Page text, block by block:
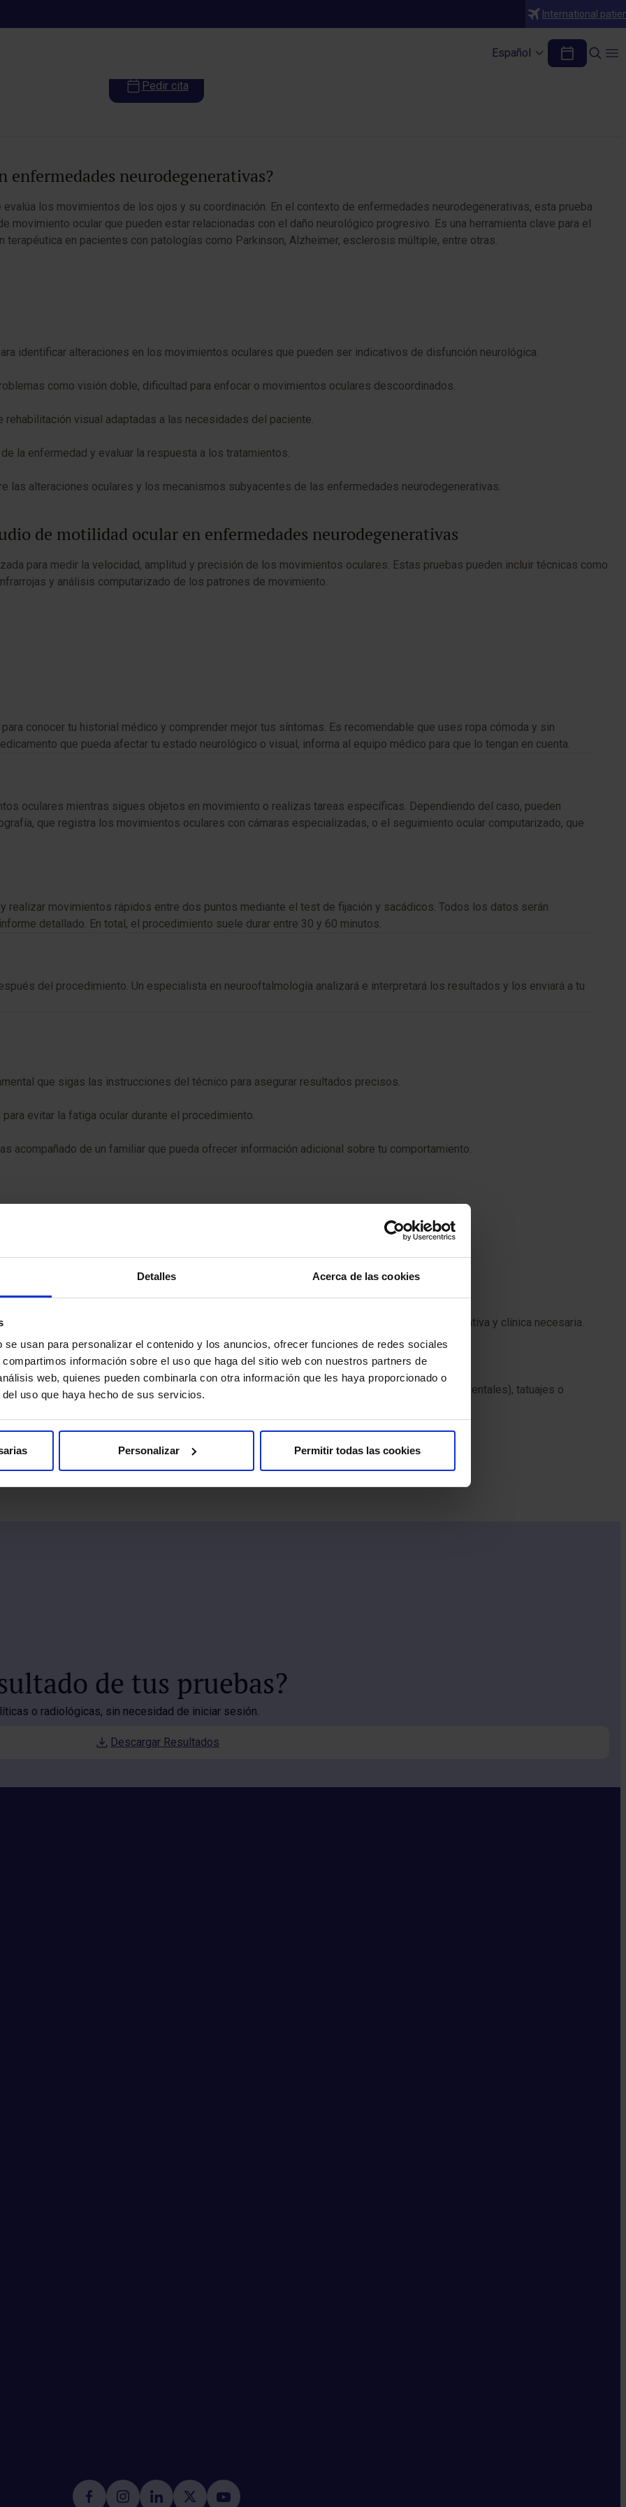
Detalles Acerca de las cookies
usan para personalizar el contenido y los anuncios, ofrecer funciones de redes sociales
información sobre el uso que haga del sitio web con nuestros partners de
web, quienes pueden combinarla con otra información que les haya proporcionado o
uso que haya hecho de sus servicios.
Personalizar Permitir todas las cookies
International
Español
ocular en enfermedades neurodegenerativas
Pedir cita
neurodegenerativas?
los movimientos de los ojos y su coordinación. En el contexto de enfermedades neurodegenerativas, esta prueba
ocular que pueden estar relacionadas con el daño neurológico progresivo. Es una herramienta clave para el
en pacientes con patologías como Parkinson, Alzheimer, esclerosis múltiple, entre otras.
identificar alteraciones en los movimientos oculares que pueden ser indicativos de disfunción neurológica.
como visión doble, dificultad para enfocar o movimientos oculares descoordinados.
rehabilitación visual adaptadas a las necesidades del paciente.
la enfermedad y evaluar la respuesta a los tratamientos.
las alteraciones oculares y los mecanismos subyacentes de las enfermedades neurodegenerativas.
de motilidad ocular en enfermedades neurodegenerativas
para medir la velocidad, amplitud y precisión de los movimientos oculares. Estas pruebas pueden incluir técnicas como
y análisis computarizado de los patrones de movimiento.
conocer tu historial médico y comprender mejor tus síntomas. Es recomendable que uses ropa cómoda y sin
que pueda afectar tu estado neurológico o visual, informa al equipo médico para que lo tengan en cuenta.
oculares mientras sigues objetos en movimiento o realizas tareas específicas. Dependiendo del caso, pueden
que registra los movimientos oculares con cámaras especializadas, o el seguimiento ocular computarizado, que
realizar movimientos rápidos entre dos puntos mediante el test de fijación y sacádicos. Todos los datos serán
detallado. En total, el procedimiento suele durar entre 30 y 60 minutos.
del procedimiento. Un especialista en neurooftalmología analizará e interpretará los resultados y los enviará a tu
que sigas las instrucciones del técnico para asegurar resultados precisos.
evitar la fatiga ocular durante el procedimiento.
acompañado de un familiar que pueda ofrecer información adicional sobre tu comportamiento.
invasivo. Sin embargo, algunas pruebas específicas pueden generar molestias leves:
cámaras infrarrojas o gafas especializadas.
pruebas.
que llegues con antelación a la hora indicada. Así podremos realizar la preparación administrativa y clínica necesaria.
un documento con información importante que deberás leer y firmar.
nos informes sobre la presencia de marcapasos, objetos metálicos, prótesis (incluidas las dentales), tatuajes o
procedimiento médico, existe una mínima posibilidad de incidencia.
de tus pruebas?
o radiológicas, sin necesidad de iniciar sesión.
Descargar Resultados